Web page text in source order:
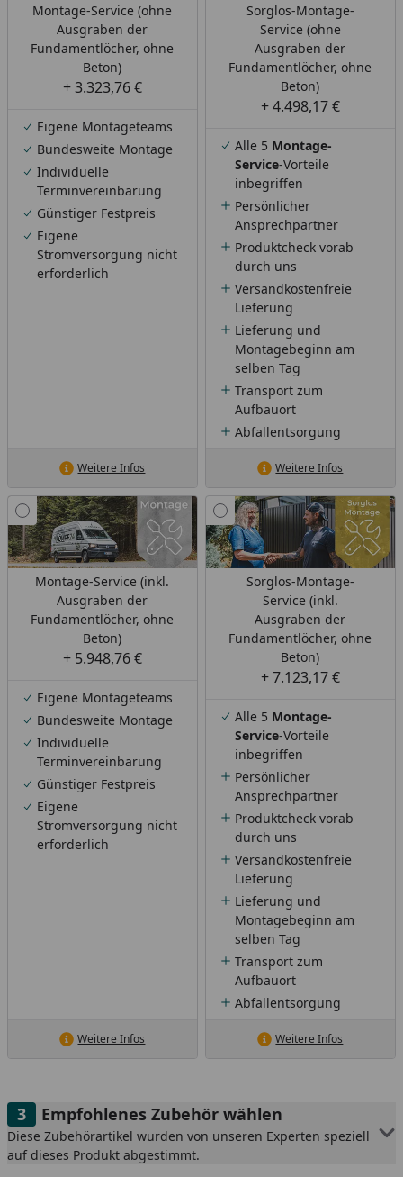
Montage-Service (ohne
Ausgraben der
Fundamentlöcher, ohne
Beton)
+ 3.323,76 €
Eigene Montageteams
Bundesweite Montage
Individuelle
Terminvereinbarung
Günstiger Festpreis
Eigene
Stromversorgung nicht
erforderlich
Weitere Infos
Sorglos-Montage-
Service (ohne
Ausgraben der
Fundamentlöcher, ohne
Beton)
+ 4.498,17 €
Alle 5 Montage-
Service-Vorteile
inbegriffen
Persönlicher
Ansprechpartner
Produktcheck vorab
durch uns
Versandkostenfreie
Lieferung
Lieferung und
Montagebeginn am
selben Tag
Transport zum
Aufbauort
Abfallentsorgung
Weitere Infos
Montage-Service (inkl.
Ausgraben der
Fundamentlöcher, ohne
Beton)
+ 5.948,76 €
Eigene Montageteams
Bundesweite Montage
Individuelle
Terminvereinbarung
Günstiger Festpreis
Eigene
Stromversorgung nicht
erforderlich
Weitere Infos
Sorglos-Montage-
Service (inkl.
Ausgraben der
Fundamentlöcher, ohne
Beton)
+ 7.123,17 €
Alle 5 Montage-
Service-Vorteile
inbegriffen
Persönlicher
Ansprechpartner
Produktcheck vorab
durch uns
Versandkostenfreie
Lieferung
Lieferung und
Montagebeginn am
selben Tag
Transport zum
Aufbauort
Abfallentsorgung
Weitere Infos
Empfohlenes Zubehör wählen
Diese Zubehörartikel wurden von unseren Experten speziell
auf dieses Produkt abgestimmt.